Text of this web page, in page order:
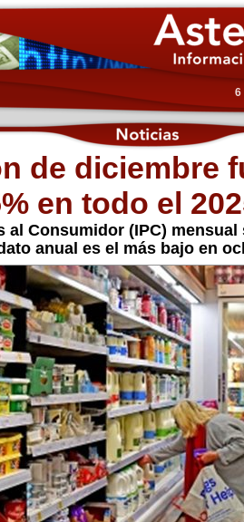
6
de diciembre
en todo el
al Consumidor (IPC)
anual es el más bajo en